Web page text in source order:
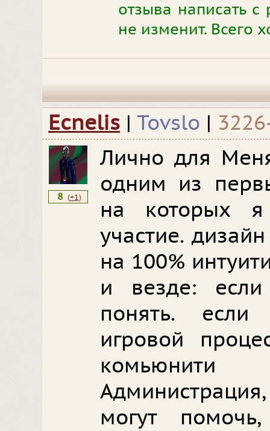
отзыва написать с
не изменит. Всего
Ecnelis | Tovslo |
8 (+1)
Лично для
одним из
на которых я
участие.
на 100%
и везде: если
понять.
игровой
могут